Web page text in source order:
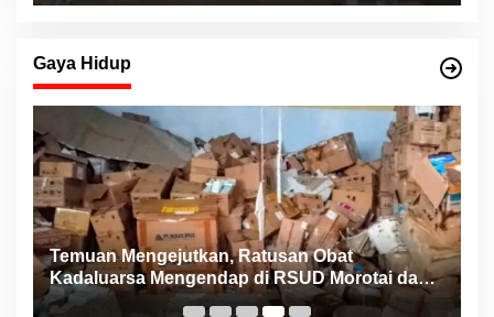
Gaya Hidup
Konsistensi Haji Robert bersama NHM Peduli
Bantu Pasien Jantung dari Berbagai Daerah di
Maluku Utara